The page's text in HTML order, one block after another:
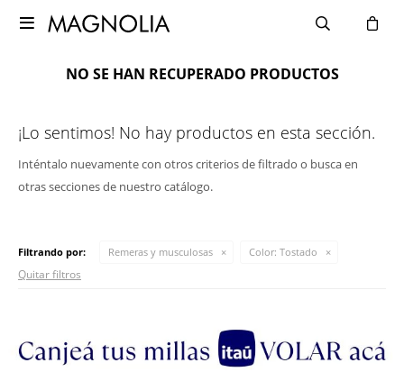

NO SE HAN RECUPERADO PRODUCTOS
¡Lo sentimos! No hay productos en esta sección.
Inténtalo nuevamente con otros criterios de filtrado o busca en
otras secciones de nuestro catálogo.
Filtrando por: Remeras y musculosas Color: Tostado
Quitar filtros